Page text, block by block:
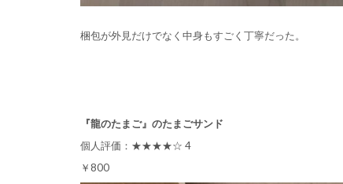
梱包が外見だけでなく中身もすごく丁寧だった。
『龍のたまご』のたまごサンド
個人評価：★★★★☆ 4
￥800